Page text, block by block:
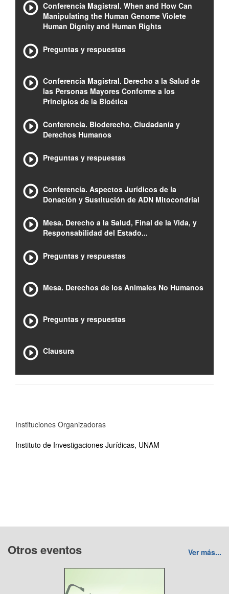
Conferencia Magistral. When and How Can
Manipulating the Human Genome Violete
Human Dignity and Human Rights
Preguntas y respuestas
Conferencia Magistral. Derecho a la Salud de
las Personas Mayores Conforme a los
Principios de la Bioética
Conferencia. Bioderecho, Ciudadanía y
Derechos Humanos
Preguntas y respuestas
Conferencia. Aspectos Jurídicos de la
Donación y Sustitución de ADN Mitocondrial
Mesa. Derecho a la Salud, Final de la Vida, y
Responsabilidad del Estado...
Preguntas y respuestas
Mesa. Derechos de los Animales No Humanos
Preguntas y respuestas
Clausura
Instituciones Organizadoras
Instituto de Investigaciones Jurídicas, UNAM
Otros eventos Ver más...